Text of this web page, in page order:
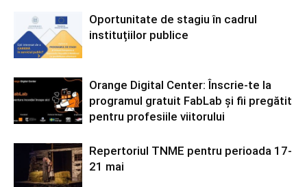
Oportunitate de stagiu în cadrul
instituțiilor publice
Orange Digital Center: Înscrie-te la
programul gratuit FabLab și fii pregătit
pentru profesiile viitorului
Repertoriul TNME pentru perioada 17-
21 mai